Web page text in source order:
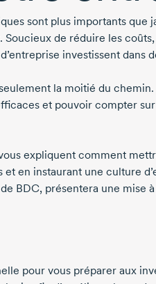
sont plus importants que
de réduire les
investissent dans
la moitié du
et pouvoir compter
expliquent comment
en instaurant une culture
BDC, présentera une mise
pour vous préparer aux